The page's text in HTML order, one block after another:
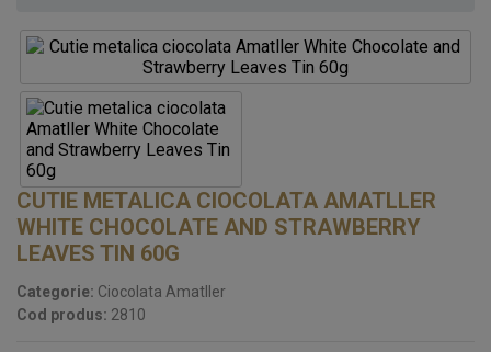
CUTIE METALICA CIOCOLATA AMATLLER
WHITE CHOCOLATE AND STRAWBERRY
LEAVES TIN 60G
Categorie: Ciocolata Amatller
Cod produs: 2810